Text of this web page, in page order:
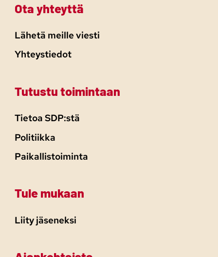
Ota yhteyttä
Lähetä meille viesti
Yhteystiedot
Tutustu toimintaan
Tietoa SDP:stä
Politiikka
Paikallistoiminta
Tule mukaan
Liity jäseneksi